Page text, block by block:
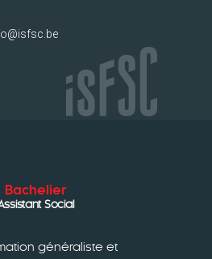
Bachelier
Social
généraliste et